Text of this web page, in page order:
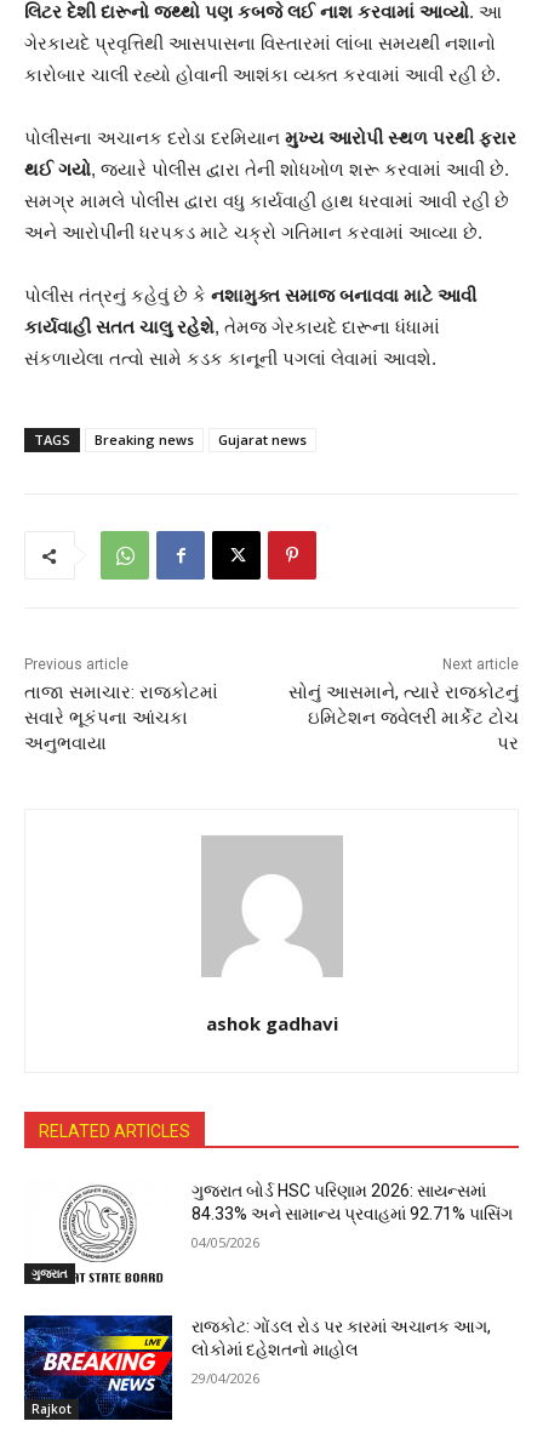
લિટર દેશી દારૂનો જથ્થો પણ કબજે લઈ નાશ કરવામાં આવ્યો. આ
ગેરકાયદે પ્રવૃત્તિથી આસપાસના વિસ્તારમાં લાંબા સમયથી નશાનો
કારોબાર ચાલી રહ્યો હોવાની આશંકા વ્યક્ત કરવામાં આવી રહી છે.
પોલીસના અચાનક દરોડા દરમિયાન મુખ્ય આરોપી સ્થળ પરથી ફરાર
થઈ ગયો, જ્યારે પોલીસ દ્વારા તેની શોધખોળ શરૂ કરવામાં આવી છે.
સમગ્ર મામલે પોલીસ દ્વારા વધુ કાર્યવાહી હાથ ધરવામાં આવી રહી છે
અને આરોપીની ધરપકડ માટે ચક્રો ગતિમાન કરવામાં આવ્યા છે.
પોલીસ તંત્રનું કહેવું છે કે નશામુક્ત સમાજ બનાવવા માટે આવી
કાર્યવાહી સતત ચાલુ રહેશે, તેમજ ગેરકાયદે દારૂના ધંધામાં
સંકળાયેલા તત્વો સામે કડક કાનૂની પગલાં લેવામાં આવશે.
TAGS Breaking news Gujarat news
Previous article
તાજા સમાચાર: રાજકોટમાં
સવારે ભૂકંપના આંચકા
અનુભવાયા
Next article
સોનું આસમાને, ત્યારે રાજકોટનું
ઇમિટેશન જ્વેલરી માર્કેટ ટોચ
પર
ashok gadhavi
RELATED ARTICLES
ગુજરાત
ગુજરાત બોર્ડ HSC પરિણામ 2026: સાયન્સમાં
84.33% અને સામાન્ય પ્રવાહમાં 92.71% પાસિંગ
04/05/2026
Rajkot
રાજકોટ: ગોંડલ રોડ પર કારમાં અચાનક આગ,
લોકોમાં દહેશતનો માહોલ
29/04/2026